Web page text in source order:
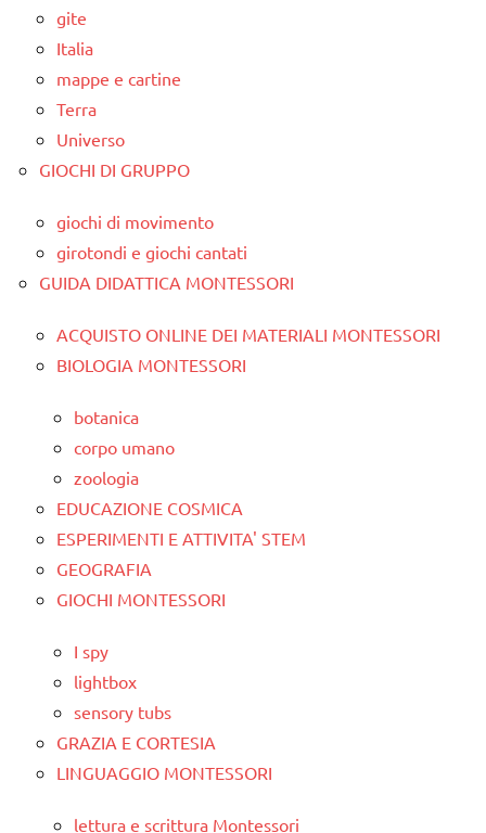
gite
Italia
mappe e cartine
Terra
Universo
GIOCHI DI GRUPPO
giochi di movimento
girotondi e giochi cantati
GUIDA DIDATTICA MONTESSORI
ACQUISTO ONLINE DEI MATERIALI MONTESSORI
BIOLOGIA MONTESSORI
botanica
corpo umano
zoologia
EDUCAZIONE COSMICA
ESPERIMENTI E ATTIVITA' STEM
GEOGRAFIA
GIOCHI MONTESSORI
I spy
lightbox
sensory tubs
GRAZIA E CORTESIA
LINGUAGGIO MONTESSORI
lettura e scrittura Montessori